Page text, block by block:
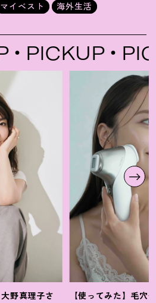
マイベスト 海外生活
PICKUP
野真理子さ
【使ってみた】毛穴